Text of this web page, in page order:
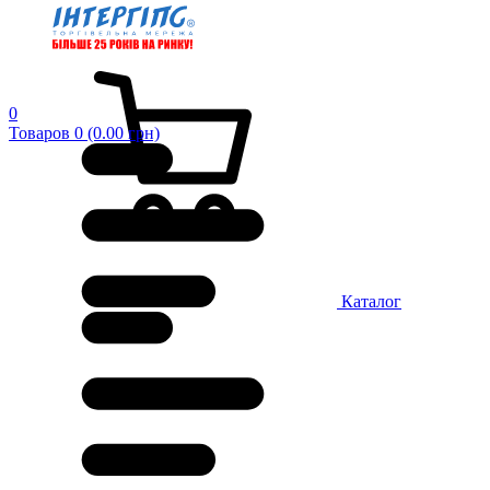
0
Товаров 0 (0.00 грн)
Каталог